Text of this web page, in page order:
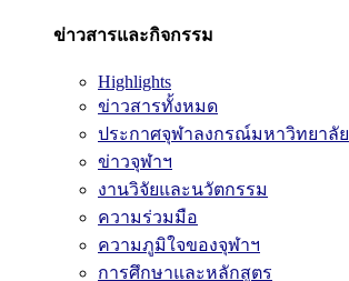
ข่าวสารและกิจกรรม
Highlights
ข่าวสารทั้งหมด
ประกาศจุฬาลงกรณ์มหาวิทยาลัย
ข่าวจุฬาฯ
งานวิจัยและนวัตกรรม
ความร่วมมือ
ความภูมิใจของจุฬาฯ
การศึกษาและหลักสูตร